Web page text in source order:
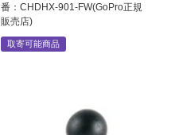
番：CHDHX-901-FW(GoPro正規
販売店)
取寄可能商品